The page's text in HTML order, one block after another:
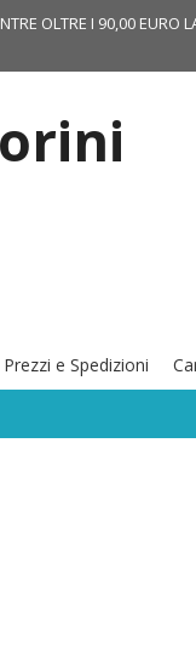
OLTRE I 90,00 EURO
Prezzi e Spedizioni